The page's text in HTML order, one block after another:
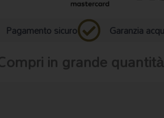
Pagamento sicuro Garanzia
in grande